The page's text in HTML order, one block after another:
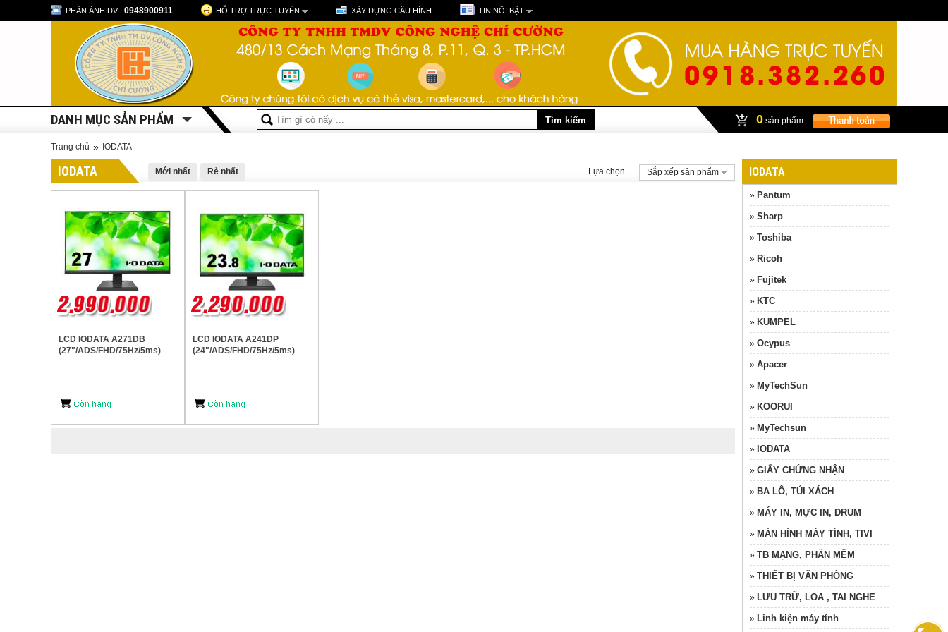
PHẢN ÁNH DV : 0948900911 HỖ TRỢ TRỰC TUYẾN XÂY DỰNG CẤU HÌNH TIN NỔI BẬT
DANH MỤC SẢN PHẨM 0 sản phẩm
Trang chủ » IODATA
IODATA Mới nhất Rẻ nhất Sắp xếp sản phẩm
Lựa chọn
LCD IODATA A271DB
(27"/ADS/FHD/75Hz/5ms)
LCD IODATA A241DP
(24"/ADS/FHD/75Hz/5ms)
IODATA
» Pantum
» Sharp
» Toshiba
» Ricoh
» Fujitek
» KTC
» KUMPEL
» Ocypus
» Apacer
» MyTechSun
» KOORUI
» MyTechsun
» IODATA
» GIẤY CHỨNG NHẬN
» BA LÔ, TÚI XÁCH
» MÁY IN, MỰC IN, DRUM
» MÀN HÌNH MÁY TÍNH, TIVI
» TB MẠNG, PHẦN MỀM
» THIẾT BỊ VĂN PHÒNG
» LƯU TRỮ, LOA , TAI NGHE
» Linh kiện máy tính